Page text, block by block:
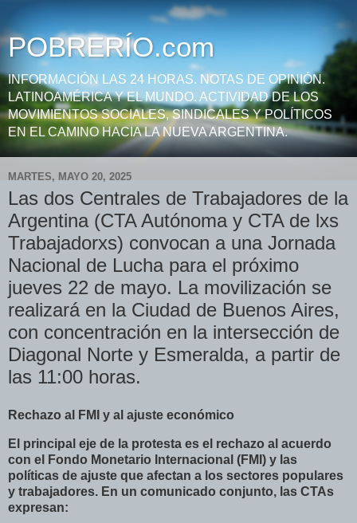
POBRERÍO.com
INFORMACIÓN LAS 24 HORAS. NOTAS DE OPINIÓN.
LATINOAMÉRICA Y EL MUNDO. ACTIVIDAD DE LOS
MOVIMIENTOS SOCIALES, SINDICALES Y POLÍTICOS
EN EL CAMINO HACIA LA NUEVA ARGENTINA.
MARTES, MAYO 20, 2025
Las dos Centrales de Trabajadores de la
Argentina (CTA Autónoma y CTA de lxs
Trabajadorxs) convocan a una Jornada
Nacional de Lucha para el próximo
jueves 22 de mayo. La movilización se
realizará en la Ciudad de Buenos Aires,
con concentración en la intersección de
Diagonal Norte y Esmeralda, a partir de
las 11:00 horas.
Rechazo al FMI y al ajuste económico
El principal eje de la protesta es el rechazo al acuerdo
con el Fondo Monetario Internacional (FMI) y las
políticas de ajuste que afectan a los sectores populares
y trabajadores. En un comunicado conjunto, las CTAs
expresan: